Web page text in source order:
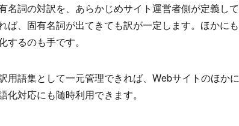
名詞の対訳を、あらかじめサイト運営者側が定義し
ば、固有名詞が出てきても訳が一定します。ほかに
するのも手です。
用語集として一元管理できれば、Webサイトのほか
化対応にも随時利用できます。